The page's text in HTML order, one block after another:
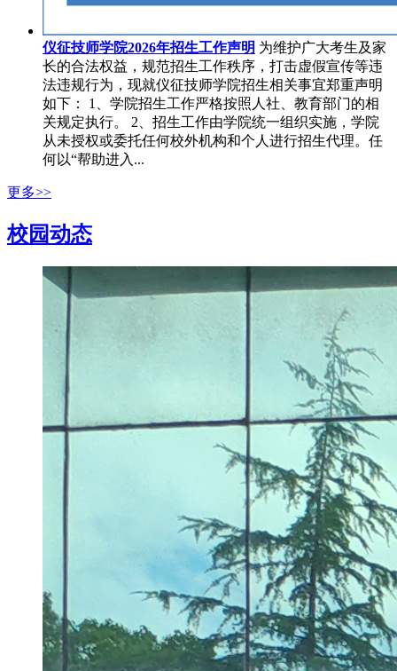
仪征技师学院2026年招生工作声明 为维护广大考生及家
长的合法权益，规范招生工作秩序，打击虚假宣传等违
法违规行为，现就仪征技师学院招生相关事宜郑重声明
如下： 1、学院招生工作严格按照人社、教育部门的相
关规定执行。 2、招生工作由学院统一组织实施，学院
从未授权或委托任何校外机构和个人进行招生代理。任
何以“帮助进入...
更多>>
校园动态